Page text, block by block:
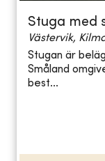
Stuga med
Västervik,
Stugan är
Småland
best...